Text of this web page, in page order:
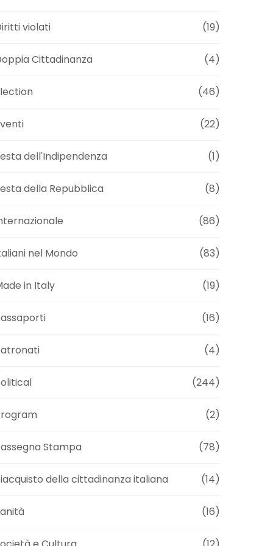
violati (19)
Cittadinanza (4)
(46)
(22)
dell'Indipendenza (1)
della Repubblica (8)
(86)
nel Mondo (83)
in Italy (19)
(16)
(4)
(244)
(2)
Stampa (78)
della cittadinanza italiana (14)
(16)